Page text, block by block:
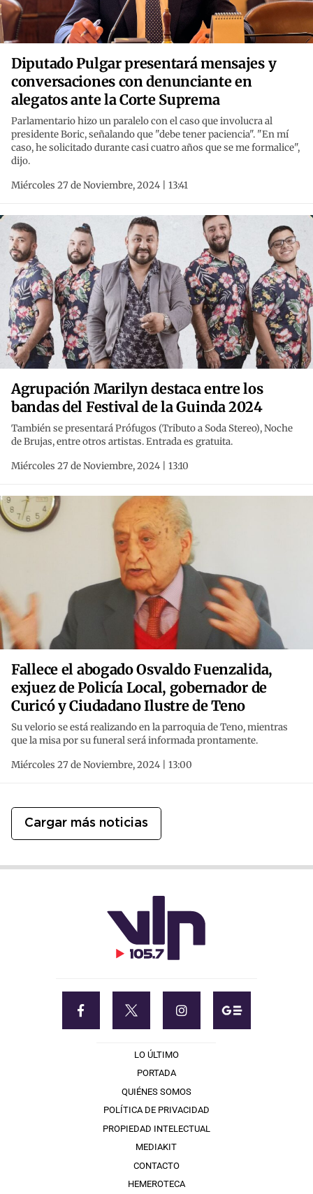
Diputado Pulgar presentará mensajes y
conversaciones con denunciante en
alegatos ante la Corte Suprema
Parlamentario hizo un paralelo con el caso que involucra al
presidente Boric, señalando que "debe tener paciencia". "En mí
caso, he solicitado durante casi cuatro años que se me formalice",
dijo.
Miércoles 27 de Noviembre, 2024 | 13:41
Agrupación Marilyn destaca entre los
bandas del Festival de la Guinda 2024
También se presentará Prófugos (Tributo a Soda Stereo), Noche
de Brujas, entre otros artistas. Entrada es gratuita.
Miércoles 27 de Noviembre, 2024 | 13:10
Fallece el abogado Osvaldo Fuenzalida,
exjuez de Policía Local, gobernador de
Curicó y Ciudadano Ilustre de Teno
Su velorio se está realizando en la parroquia de Teno, mientras
que la misa por su funeral será informada prontamente.
Miércoles 27 de Noviembre, 2024 | 13:00
Cargar más noticias
LO ÚLTIMO
PORTADA
QUIÉNES SOMOS
POLÍTICA DE PRIVACIDAD
PROPIEDAD INTELECTUAL
MEDIAKIT
CONTACTO
HEMEROTECA